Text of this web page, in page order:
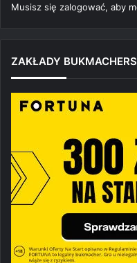
Musisz się zalogować, aby
ZAKŁADY